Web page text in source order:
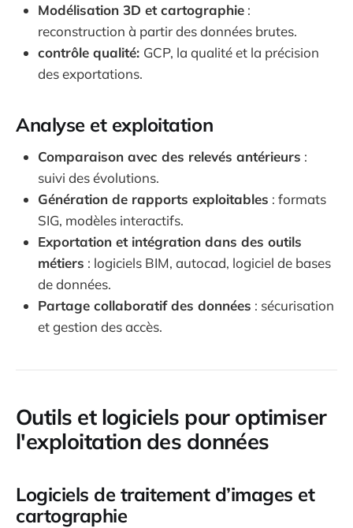
Modélisation 3D et cartographie :
reconstruction à partir des données brutes.
contrôle qualité: GCP, la qualité et la précision
des exportations.
Analyse et exploitation
Comparaison avec des relevés antérieurs :
suivi des évolutions.
Génération de rapports exploitables : formats
SIG, modèles interactifs.
Exportation et intégration dans des outils
métiers : logiciels BIM, autocad, logiciel de bases
de données.
Partage collaboratif des données : sécurisation
et gestion des accès.
Outils et logiciels pour optimiser
l'exploitation des données
Logiciels de traitement d’images et
cartographie